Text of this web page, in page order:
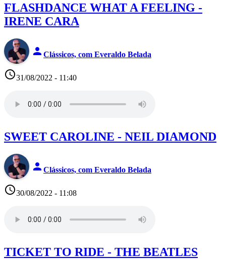
FLASHDANCE WHAT A FEELING -
IRENE CARA
person Clássicos, com Everaldo Belada
access_time31/08/2022 - 11:40
SWEET CAROLINE - NEIL DIAMOND
person Clássicos, com Everaldo Belada
access_time30/08/2022 - 11:08
TICKET TO RIDE - THE BEATLES